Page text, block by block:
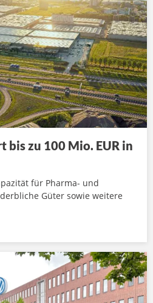
bis zu 100 Mio. EUR in
für Pharma- und
Güter sowie weitere